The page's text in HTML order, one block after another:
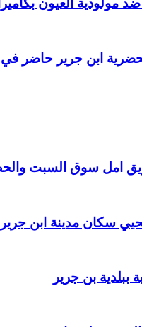
مولودية العيون
ابن جرير حاضر في
امل سوق السبت والحظ
سكان مدينة ابن
ببلدية بن جرير